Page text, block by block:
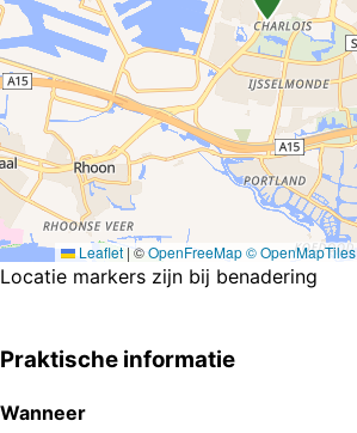
Leaflet | ©OpenFreeMap© OpenMapTiles
Locatie markers zijn bij benadering
Praktische informatie
Wanneer